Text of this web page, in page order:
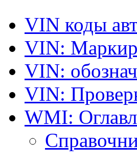
VIN коды
VIN:
VIN:
VIN:
WMI: